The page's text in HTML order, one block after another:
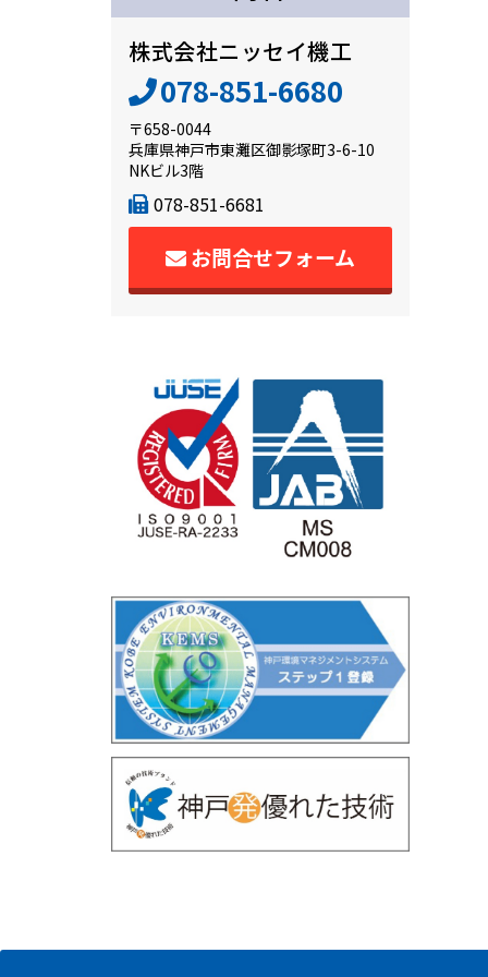
株式会社ニッセイ機工
078-851-6680
〒658-0044
兵庫県神戸市東灘区御影塚町3-6-10
NKビル3階
078-851-6681
お問合せフォーム